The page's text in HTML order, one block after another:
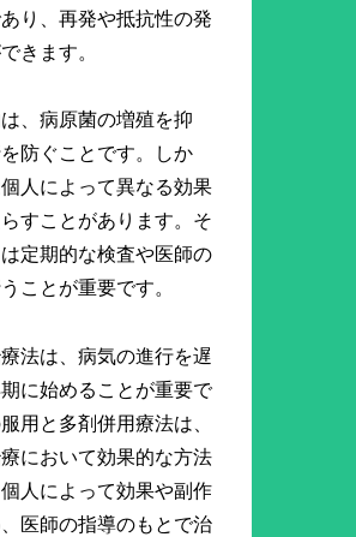
り、再発や抵抗性の発
きます。
、病原菌の増殖を抑
防ぐことです。しか
人によって異なる効果
すことがあります。そ
定期的な検査や医師の
ことが重要です。
法は、病気の進行を遅
に始めることが重要で
用と多剤併用療法は、
において効果的な方法
人によって効果や副作
医師の指導のもとで治